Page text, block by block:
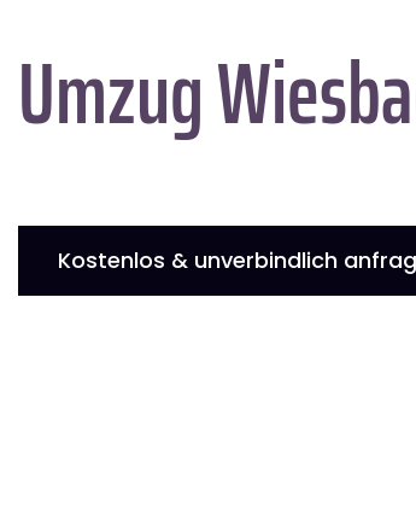
Umzug
Kostenlos & unverbindlich